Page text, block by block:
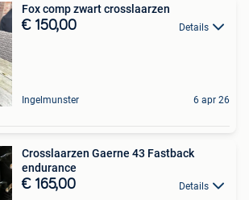
Fox comp zwart crosslaarzen
€ 150,00 Details
Ingelmunster 6 apr 26
Crosslaarzen Gaerne 43 Fastback
endurance
€ 165,00 Details